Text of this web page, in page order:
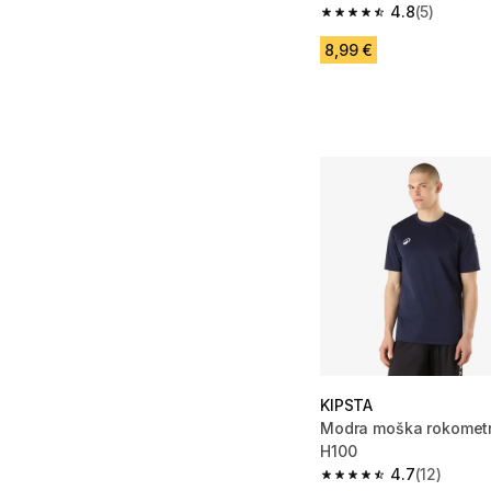
4.8
4.8 od 5 zvezdic from
(5)
8,99 €
KIPSTA
Modra moška
H100
4.7
4.7 od 5 zvezdic from
(12)